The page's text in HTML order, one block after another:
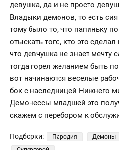
девушка, да и не просто
Владыки демонов, то есть
тому было то, что папиньку
отыскать того, кто это
что девчушка не знает мечту
тогда горел желанием быть
вот начинаются веселые
бок с наследницей Нижнего
Демонессы младшей это
скажем с перебором к
Подборки: Пародия Демоны